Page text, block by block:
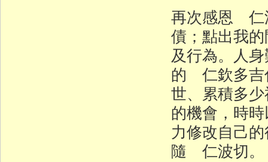
再次感恩 仁
債；點出我
及行為。人
的 仁欽多吉
世、累積多
的機會，時
力修改自己
隨 仁波切。